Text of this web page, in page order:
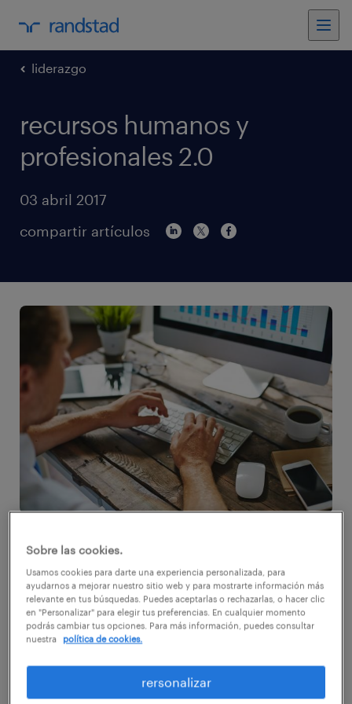
liderazgo
recursos humanos y
profesionales 2.0
03 abril 2017
compartir artículos
tecnologías. El modo de trabajar, tanto en
la búsqueda de empleo como en llevar a
cabo la contratación, ha sufrido un cambio
Sobre las cookies.
Usamos cookies para darte una experiencia personalizada, para
ayudarnos a mejorar nuestro sitio web y para mostrarte información más
relevante en tus búsquedas. Puedes aceptarlas o rechazarlas, o hacer clic
en "Personalizar" para elegir tus preferencias. En cualquier momento
podrás cambiar tus opciones. Para más información, puedes consultar
nuestra
política de cookies.
rersonalizar